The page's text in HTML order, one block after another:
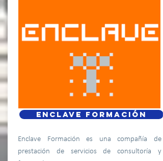
ENCLAVE FORMACIÓN
Enclave Formación es una compañía de
prestación de servicios de consultoría y